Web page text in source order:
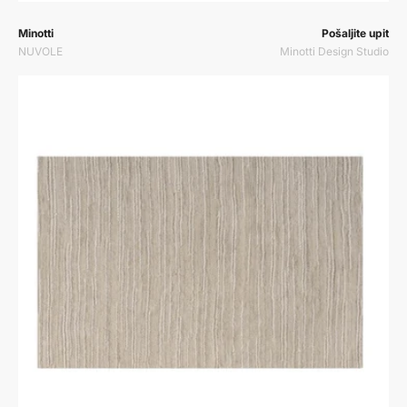
Prodavač:
Minotti
NUVOLE
Prodavač:Pošaljite upit
Minotti Design Studio